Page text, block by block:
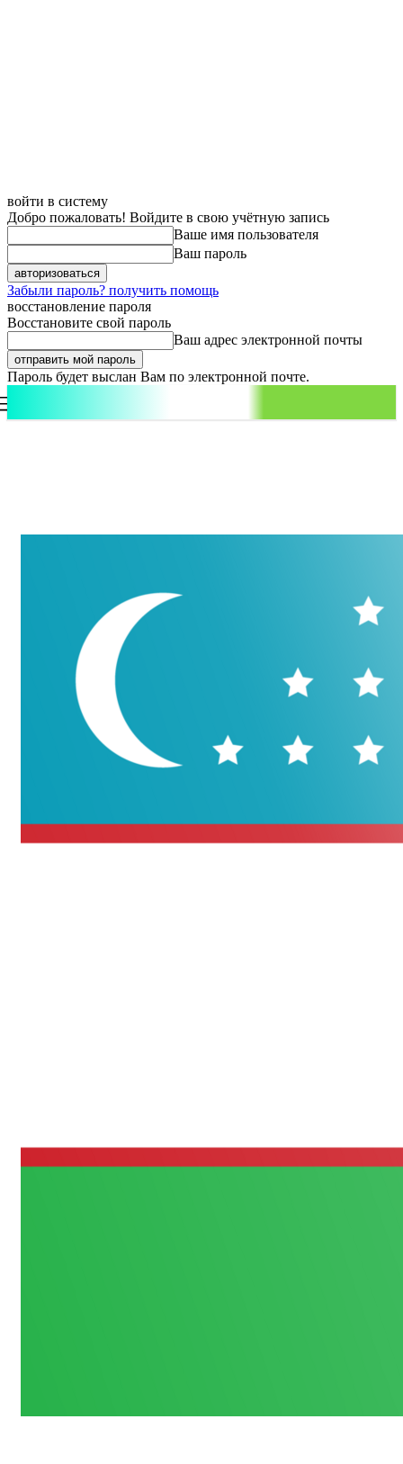
войти в систему
Добро пожаловать! Войдите в свою учётную запись
Ваше имя пользователя
Ваш пароль
Забыли пароль? получить помощь
восстановление пароля
Восстановите свой пароль
Ваш адрес электронной почты
Пароль будет выслан Вам по электронной почте.